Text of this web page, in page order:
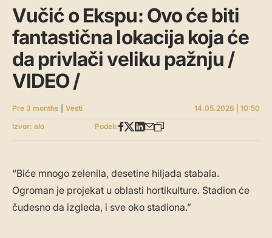
Vučić o Ekspu: Ovo će biti
fantastična lokacija koja će
da privlači veliku pažnju /
VIDEO /
Pre 3 months Vesti
14.05.2026 | 10:50
Izvor: alo
Podeli:
“Biće mnogo zelenila, desetine hiljada stabala.
Ogroman je projekat u oblasti hortikulture. Stadion će
čudesno da izgleda, i sve oko stadiona.”